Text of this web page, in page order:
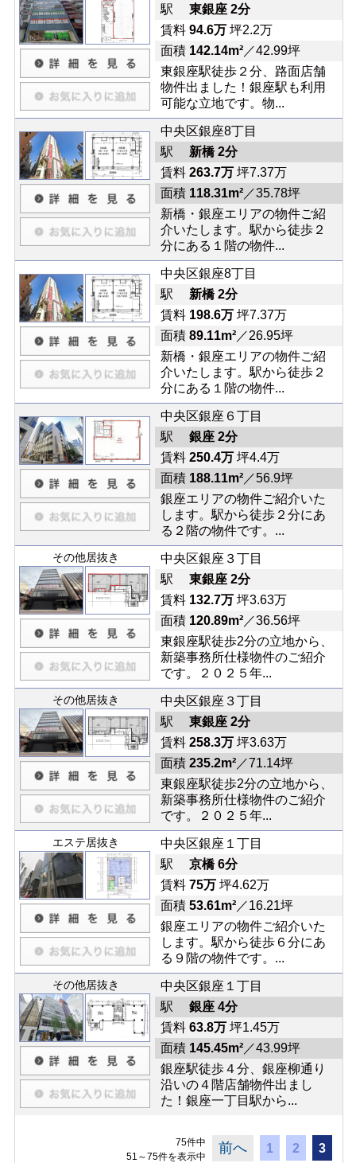
駅 東銀座 2分
賃料 94.6万坪2.2万
面積 142.14m²／42.99坪
東銀座駅徒歩２分、路面店舗
物件出ました！銀座駅も利用
可能な立地です。物...
中央区銀座8丁目
駅 新橋 2分
賃料 263.7万坪7.37万
面積 118.31m²／35.78坪
新橋・銀座エリアの物件ご紹
介いたします。駅から徒歩２
分にある１階の物件...
中央区銀座8丁目
駅 新橋 2分
賃料 198.6万坪7.37万
面積 89.11m²／26.95坪
新橋・銀座エリアの物件ご紹
介いたします。駅から徒歩２
分にある１階の物件...
中央区銀座６丁目
駅 銀座 2分
賃料 250.4万坪4.4万
面積 188.11m²／56.9坪
銀座エリアの物件ご紹介いた
します。駅から徒歩２分にあ
る２階の物件です。...
その他居抜き
中央区銀座３丁目
駅 東銀座 2分
賃料 132.7万坪3.63万
面積 120.89m²／36.56坪
東銀座駅徒歩2分の立地から、
新築事務所仕様物件のご紹介
です。２０２５年...
その他居抜き
中央区銀座３丁目
駅 東銀座 2分
賃料 258.3万坪3.63万
面積 235.2m²／71.14坪
東銀座駅徒歩2分の立地から、
新築事務所仕様物件のご紹介
です。２０２５年...
エステ居抜き
中央区銀座１丁目
駅 京橋 6分
賃料 75万坪4.62万
面積 53.61m²／16.21坪
銀座エリアの物件ご紹介いた
します。駅から徒歩６分にあ
る９階の物件です。...
その他居抜き
中央区銀座１丁目
駅 銀座 4分
賃料 63.8万坪1.45万
面積 145.45m²／43.99坪
銀座駅徒歩４分、銀座柳通り
沿いの４階店舗物件出まし
た！銀座一丁目駅から...
前へ 1 2 3
75件中
51～75件を表示中